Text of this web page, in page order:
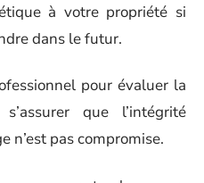
à votre propriété si
dans le futur.
pour évaluer la
que l’intégrité
n’est pas compromise.